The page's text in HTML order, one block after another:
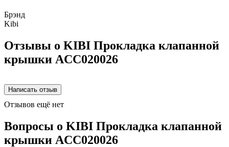
Брэнд
Kibi
Отзывы о KIBI Прокладка клапанной
крышки ACC020026
Отзывов ещё нет
Вопросы о KIBI Прокладка клапанной
крышки ACC020026